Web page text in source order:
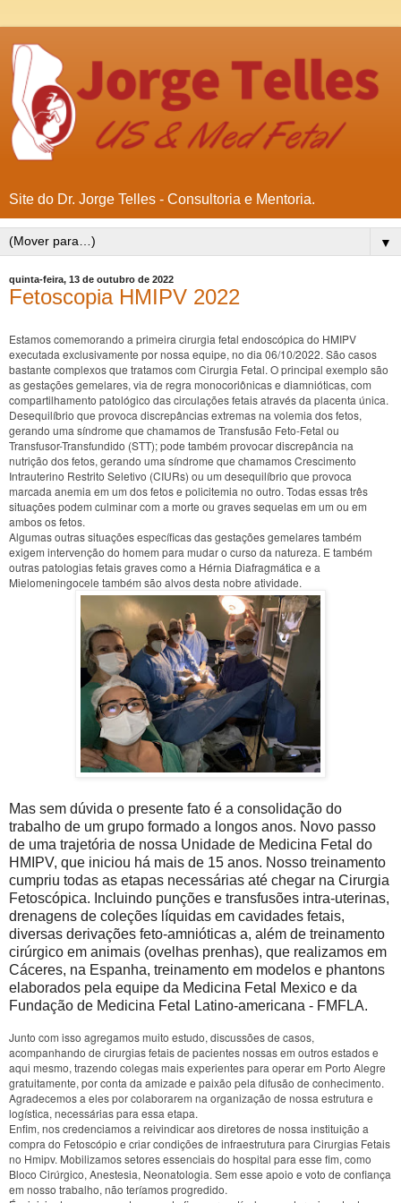
Site do Dr. Jorge Telles - Consultoria e Mentoria.
▼
quinta-feira, 13 de outubro de 2022
Fetoscopia HMIPV 2022
Estamos comemorando a primeira cirurgia fetal endoscópica do HMIPV
executada exclusivamente por nossa equipe, no dia 06/10/2022. São casos
bastante complexos que tratamos com Cirurgia Fetal. O principal exemplo são
as gestações gemelares, via de regra monocoriônicas e diamnióticas, com
compartilhamento patológico das circulações fetais através da placenta única.
Desequilíbrio que provoca discrepâncias extremas na volemia dos fetos,
gerando uma síndrome que chamamos de Transfusão Feto-Fetal ou
Transfusor-Transfundido (STT); pode também provocar discrepância na
nutrição dos fetos, gerando uma síndrome que chamamos Crescimento
Intrauterino Restrito Seletivo (CIURs) ou um desequilíbrio que provoca
marcada anemia em um dos fetos e policitemia no outro. Todas essas três
situações podem culminar com a morte ou graves sequelas em um ou em
ambos os fetos.
Algumas outras situações específicas das gestações gemelares também
exigem intervenção do homem para mudar o curso da natureza. E também
outras patologias fetais graves como a Hérnia Diafragmática e a
Mielomeningocele também são alvos desta nobre atividade.
Mas sem dúvida o presente fato é a consolidação do
trabalho de um grupo formado a longos anos. Novo passo
de uma trajetória de nossa Unidade de Medicina Fetal do
HMIPV, que iniciou há mais de 15 anos. Nosso treinamento
cumpriu todas as etapas necessárias até chegar na Cirurgia
Fetoscópica. Incluindo punções e transfusões intra-uterinas,
drenagens de coleções líquidas em cavidades fetais,
diversas derivações feto-amnióticas a, além de treinamento
cirúrgico em animais (ovelhas prenhas), que realizamos em
Cáceres, na Espanha, treinamento em modelos e phantons
elaborados pela equipe da Medicina Fetal Mexico e da
Fundação de Medicina Fetal Latino-americana - FMFLA.
Junto com isso agregamos muito estudo, discussões de casos,
acompanhando de cirurgias fetais de pacientes nossas em outros estados e
aqui mesmo, trazendo colegas mais experientes para operar em Porto Alegre
gratuitamente, por conta da amizade e paixão pela difusão de conhecimento.
Agradecemos a eles por colaborarem na organização de nossa estrutura e
logística, necessárias para essa etapa.
Enfim, nos credenciamos a reivindicar aos diretores de nossa instituição a
compra do Fetoscópio e criar condições de infraestrutura para Cirurgias Fetais
no Hmipv. Mobilizamos setores essenciais do hospital para esse fim, como
Bloco Cirúrgico, Anestesia, Neonatologia. Sem esse apoio e voto de confiança
em nosso trabalho, não teríamos progredido.